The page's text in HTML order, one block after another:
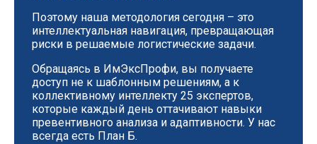
Поэтому наша методология сегодня – это
интеллектуальная навигация, превращающая
риски в решаемые логистические задачи.
Обращаясь в ИмЭксПрофи, вы получаете
доступ не к шаблонным решениям, а к
коллективному интеллекту 25 экспертов,
которые каждый день оттачивают навыки
превентивного анализа и адаптивности. У нас
всегда есть План Б.